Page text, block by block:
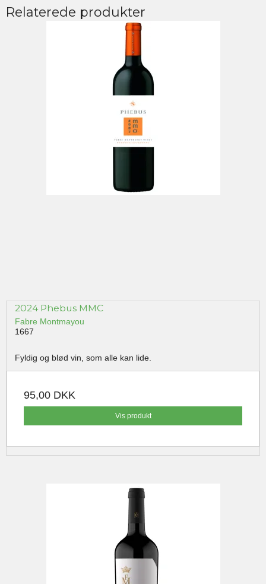
Relaterede produkter
2024 Phebus MMC
Fabre Montmayou
1667
Fyldig og blød vin, som alle kan lide.
95,00 DKK
Vis produkt